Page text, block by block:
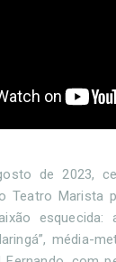
de 2023,
Teatro Marista
média-